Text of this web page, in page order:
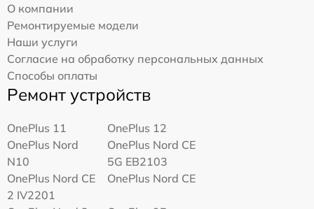
О компании
Ремонтируемые модели
Наши услуги
Согласие на обработку персональных данных
Способы оплаты
Ремонт устройств
OnePlus 11
OnePlus 12
OnePlus Nord
N10
OnePlus Nord CE
5G EB2103
OnePlus Nord CE
2 IV2201
OnePlus Nord CE